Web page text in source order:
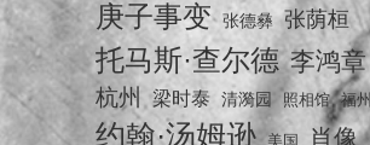
庚子事变 张德彝 张荫桓
托马斯·查尔德 李鸿章
杭州 梁时泰 清漪园 照相馆 福州
约翰·汤姆逊 美国 肖像